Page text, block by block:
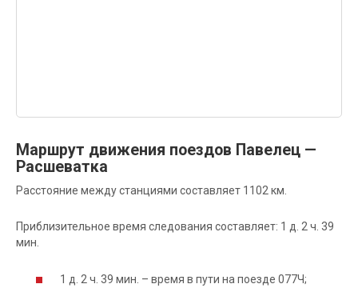
Маршрут движения поездов Павелец —
Расшеватка
Расстояние между станциями составляет 1102 км.
Приблизительное время следования составляет: 1 д. 2 ч. 39
мин.
1 д. 2 ч. 39 мин. – время в пути на поезде 077Ч;